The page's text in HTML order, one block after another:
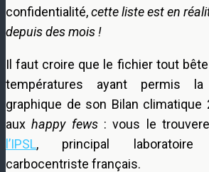
confidentialité,cette liste est en
depuis des mois !
Il faut croire que le fichier tout
températures ayant permis
graphique de son Bilan climatique
auxhappy fews : vous le
l’IPSL, principal laboratoire
carbocentriste français.